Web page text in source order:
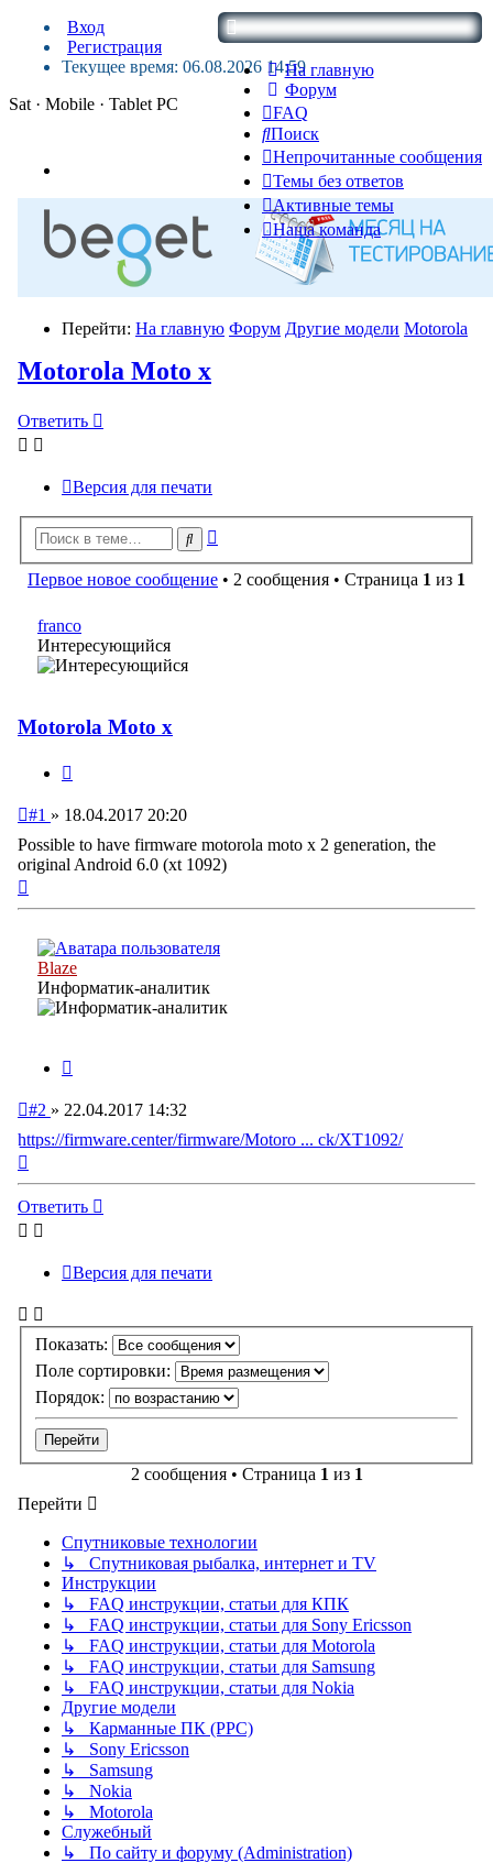
На главную
Форум
FAQ
Поиск
Непрочитанные сообщения
Темы без ответов
Активные темы
Наша команда
Вход
Регистрация
Текущее время: 06.08.2026 14:59
Sat · Mobile · Tablet PC
Перейти: На главную Форум Другие модели Motorola
Motorola Moto x
Ответить
Версия для печати
Поиск
Первое новое сообщение • 2 сообщения • Страница 1 из 1
franco
Интересующийся
Motorola Moto x
Непрочитанное
#1 » 18.04.2017 20:20
Possible to have firmware motorola moto x 2 generation, the
original Android 6.0 (xt 1092)
Blaze
Информатик-аналитик
Непрочитанное
#2 » 22.04.2017 14:32
https://firmware.center/firmware/Motoro ... ck/XT1092/
началу
Ответить
Версия для печати
Показать:
Поле сортировки:
Порядок:
2 сообщения • Страница 1 из 1
Перейти
Спутниковые технологии
↳ Спутниковая рыбалка, интернет и TV
Инструкции
↳ FAQ инструкции, статьи для КПК
↳ FAQ инструкции, статьи для Sony Ericsson
↳ FAQ инструкции, статьи для Motorola
↳ FAQ инструкции, статьи для Samsung
↳ FAQ инструкции, статьи для Nokia
Другие модели
↳ Карманные ПК (PPC)
↳ Sony Ericsson
↳ Samsung
↳ Nokia
↳ Motorola
Служебный
↳ По сайту и форуму (Administration)